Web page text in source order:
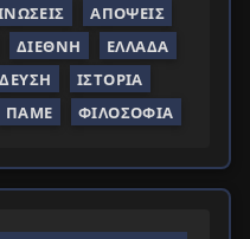
ΑΠΌΨΕΙΣ
ΔΙΕΘΝΉ
ΕΛΛΆΔΑ
ΙΣΤΟΡΊΑ
ΠΑΜΕ ΦΙΛΟΣΟΦΊΑ